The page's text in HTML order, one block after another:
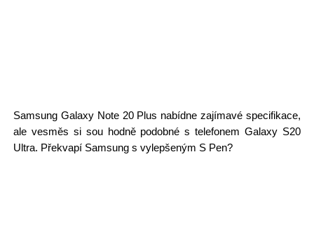
Samsung Galaxy Note 20 Plus nabídne zajímavé specifikace,
ale vesměs si sou hodně podobné s telefonem Galaxy S20
Ultra. Překvapí Samsung s vylepšeným S Pen?